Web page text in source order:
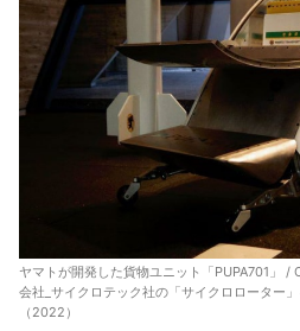
ヤマトが開発した貨物ユニット「PUPA701」 /
会社_サイクロテック社の「サイクロローター
（2022）